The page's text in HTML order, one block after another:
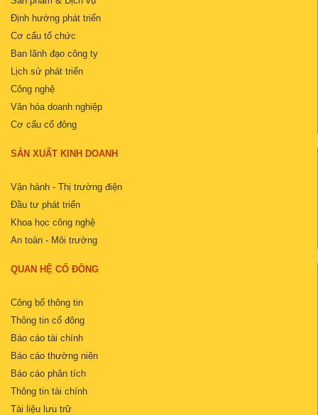
Định hướng phát triển
Cơ cấu tổ chức
Ban lãnh đạo công ty
Lịch sử phát triển
Công nghệ
Văn hóa doanh nghiệp
Cơ cấu cổ đông
SẢN XUẤT KINH DOANH
Vận hành - Thị trường điện
Đầu tư phát triển
Khoa học công nghệ
An toàn - Môi trường
QUAN HỆ CỔ ĐÔNG
Công bố thông tin
Thông tin cổ đông
Báo cáo tài chính
Báo cáo thường niên
Báo cáo phân tích
Thông tin tài chính
Tài liệu lưu trữ